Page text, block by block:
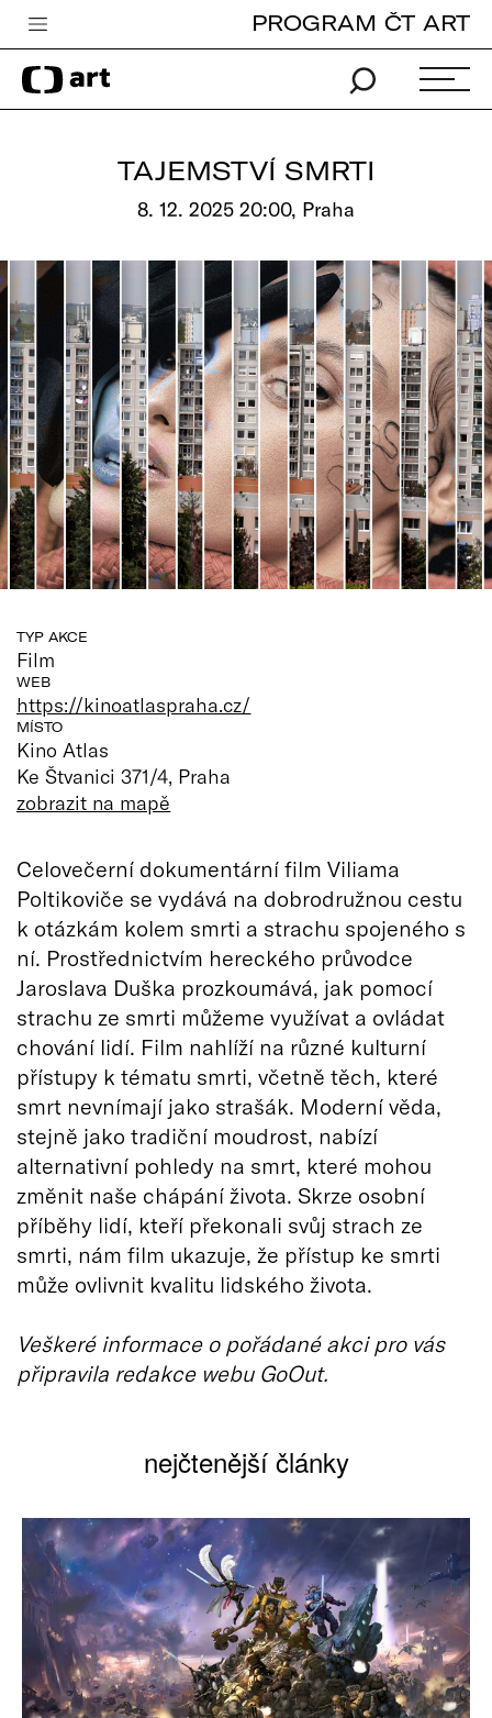
Česká televize
Zpravodajství
Pro děti
edu
Vše o ČT
PROGRAM ČT ART
TAJEMSTVÍ SMRTI
8. 12. 2025 20:00, Praha
TYP AKCE
Film
WEB
https://kinoatlaspraha.cz/
MÍSTO
Kino Atlas
Ke Štvanici 371/4, Praha
zobrazit na mapě
Celovečerní dokumentární film Viliama
Poltikoviče se vydává na dobrodružnou cestu
k otázkám kolem smrti a strachu spojeného s
ní. Prostřednictvím hereckého průvodce
Jaroslava Duška prozkoumává, jak pomocí
strachu ze smrti můžeme využívat a ovládat
chování lidí. Film nahlíží na různé kulturní
přístupy k tématu smrti, včetně těch, které
smrt nevnímají jako strašák. Moderní věda,
stejně jako tradiční moudrost, nabízí
alternativní pohledy na smrt, které mohou
změnit naše chápání života. Skrze osobní
příběhy lidí, kteří překonali svůj strach ze
smrti, nám film ukazuje, že přístup ke smrti
může ovlivnit kvalitu lidského života.
Veškeré informace o pořádané akci pro vás
připravila redakce webu GoOut.
nejčtenější články